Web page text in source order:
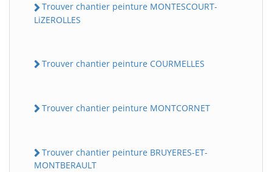
Trouver chantier peinture MONTESCOURT-
LiZEROLLES
Trouver chantier peinture COURMELLES
Trouver chantier peinture MONTCORNET
Trouver chantier peinture BRUYERES-ET-
MONTBERAULT